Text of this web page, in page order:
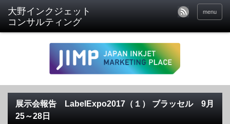
menu
展示会報告 LabelExpo2017（１） ブラッセル 9月
25～28日